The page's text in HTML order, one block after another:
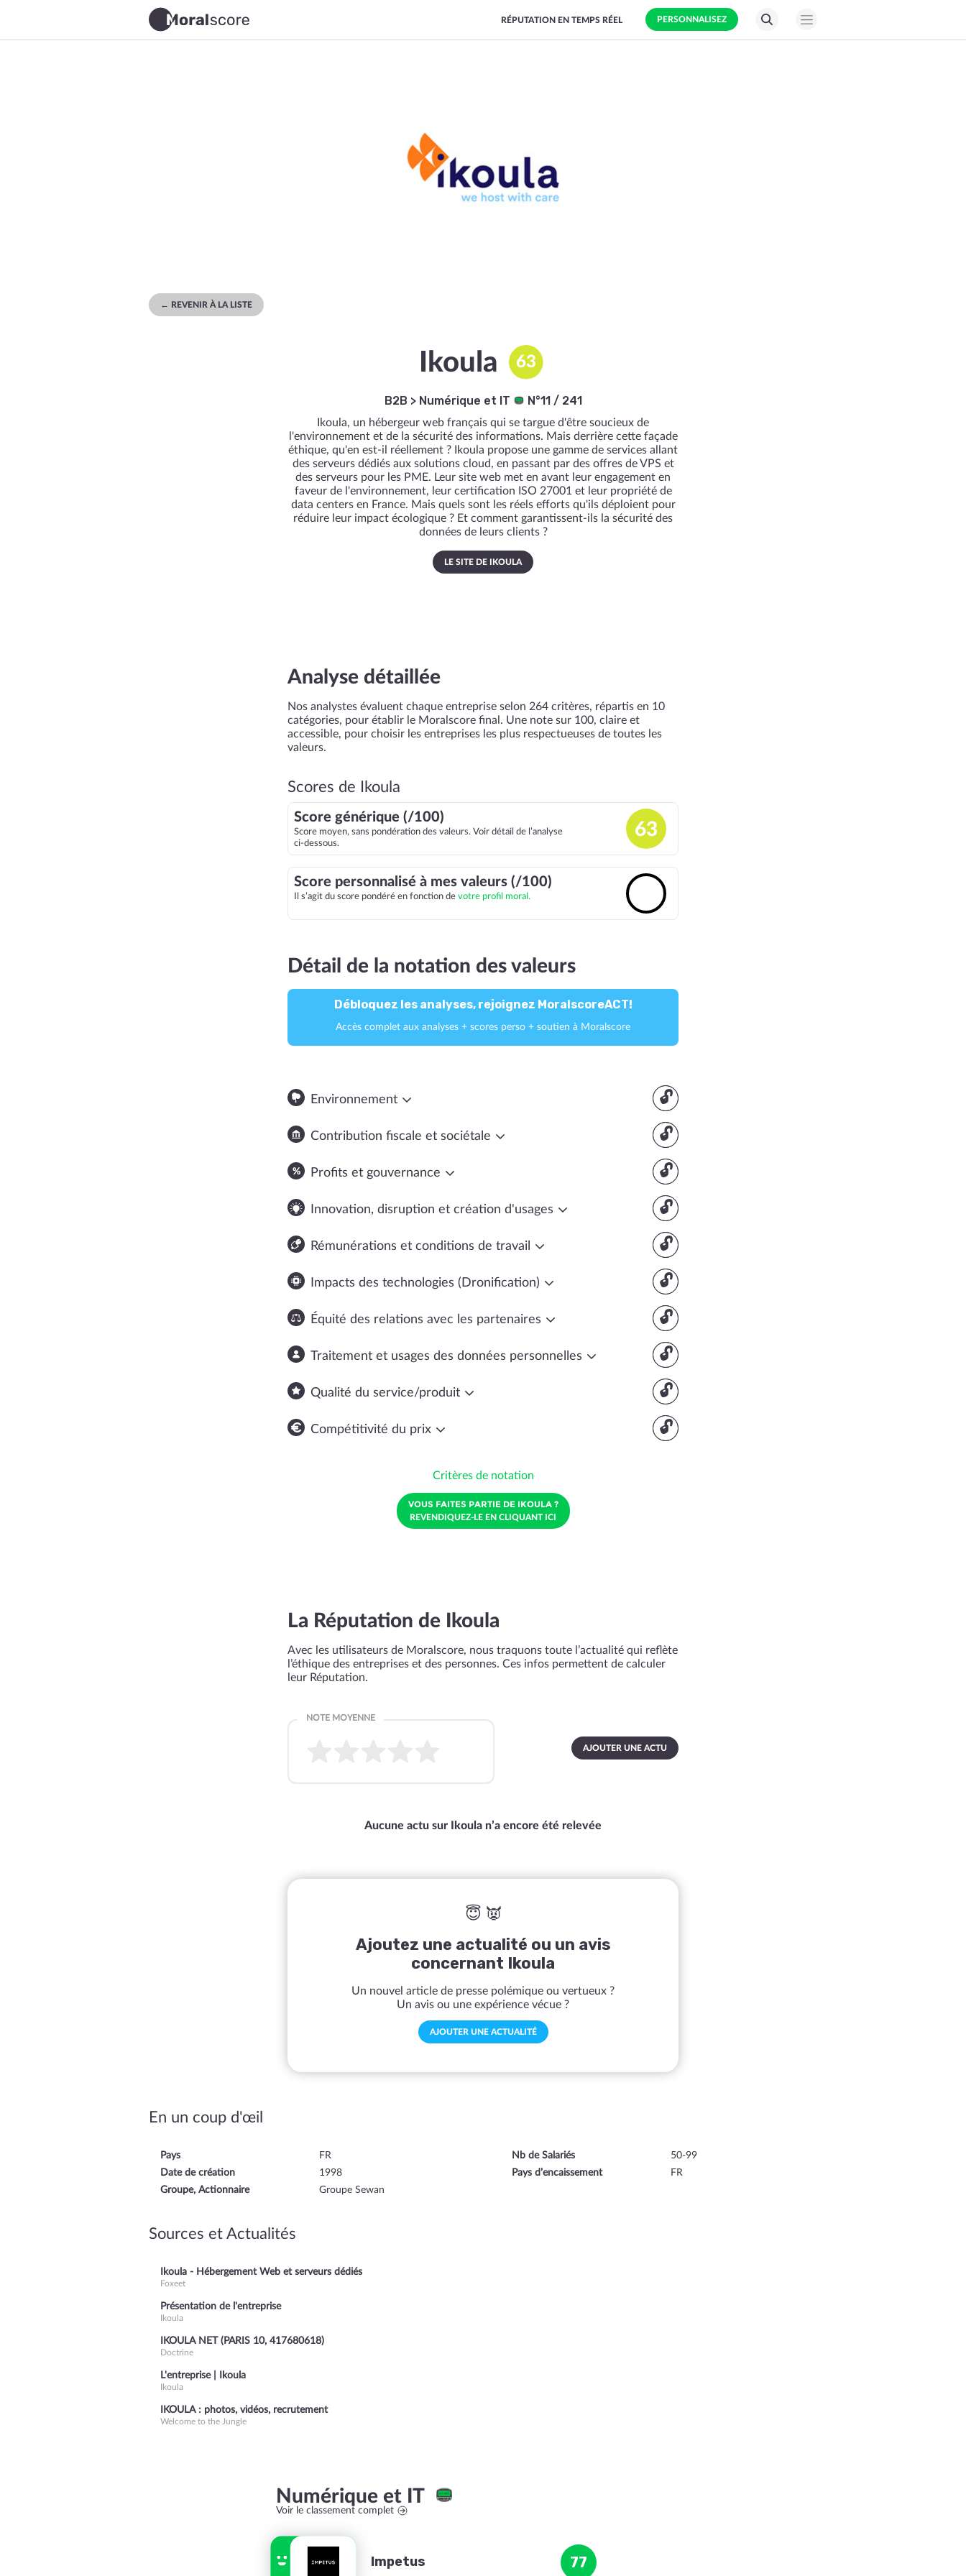
PERSONNALISEZ
RÉPUTATION EN TEMPS RÉEL
← REVENIR À LA LISTE
Ikoula 63
B2B > Numérique et IT N°11 / 241
Ikoula, un hébergeur web français qui se targue d'être soucieux de
l'environnement et de la sécurité des informations. Mais derrière cette façade
éthique, qu'en est-il réellement ? Ikoula propose une gamme de services allant
des serveurs dédiés aux solutions cloud, en passant par des offres de VPS et
des serveurs pour les PME. Leur site web met en avant leur engagement en
faveur de l'environnement, leur certification ISO 27001 et leur propriété de
data centers en France. Mais quels sont les réels efforts qu'ils déploient pour
réduire leur impact écologique ? Et comment garantissent-ils la sécurité des
données de leurs clients ?
LE SITE DE IKOULA
Analyse détaillée
Nos analystes évaluent chaque entreprise selon 264 critères, répartis en 10
catégories, pour établir le Moralscore final. Une note sur 100, claire et
accessible, pour choisir les entreprises les plus respectueuses de toutes les
valeurs.
Scores de Ikoula
Score générique (/100)
Score moyen, sans pondération des valeurs. Voir détail de l’analyse
ci-dessous.
63
Score personnalisé à mes valeurs (/100)
Il s’agit du score pondéré en fonction de votre profil moral.
Détail de la notation des valeurs
Débloquez les analyses, rejoignez MoralscoreACT!
Accès complet aux analyses + scores perso + soutien à Moralscore
🔓
Environnement
🔓
Contribution fiscale et sociétale
🔓
Profits et gouvernance
🔓
Innovation, disruption et création d'usages
🔓
Rémunérations et conditions de travail
🔓
Impacts des technologies (Dronification)
🔓
Équité des relations avec les partenaires
🔓
Traitement et usages des données personnelles
🔓
Qualité du service/produit
🔓
Compétitivité du prix
Critères de notation
VOUS FAITES PARTIE DE IKOULA ?
REVENDIQUEZ-LE EN CLIQUANT ICI
La Réputation de Ikoula
Avec les utilisateurs de Moralscore, nous traquons toute l’actualité qui reflète
l’éthique des entreprises et des personnes. Ces infos permettent de calculer
leur Réputation.
AJOUTER UNE ACTU
Aucune actu sur Ikoula n’a encore été relevée
😇 👿
Ajoutez une actualité ou un avis
concernant Ikoula
Un nouvel article de presse polémique ou vertueux ?
Un avis ou une expérience vécue ?
AJOUTER UNE ACTUALITÉ
En un coup d'œil
Pays
FR
Date de création
1998
Groupe, Actionnaire
Groupe Sewan
Nb de Salariés
50-99
Pays d’encaissement
FR
Sources et Actualités
Ikoula - Hébergement Web et serveurs dédiés
Foxeet
Présentation de l'entreprise
Ikoula
IKOULA NET (PARIS 10, 417680618)
Doctrine
L'entreprise | Ikoula
Ikoula
IKOULA : photos, vidéos, recrutement
Welcome to the Jungle
Numérique et IT
Voir le classement complet
Impetus 77